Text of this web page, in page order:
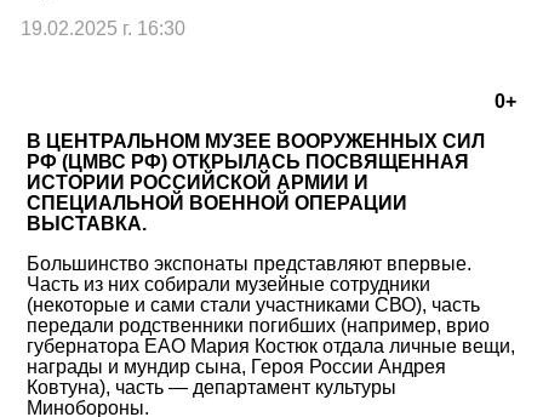
19.02.2025 г. 16:30
0+
В ЦЕНТРАЛЬНОМ МУЗЕЕ ВООРУЖЕННЫХ СИЛ
РФ (ЦМВС РФ) ОТКРЫЛАСЬ ПОСВЯЩЕННАЯ
ИСТОРИИ РОССИЙСКОЙ АРМИИ И
СПЕЦИАЛЬНОЙ ВОЕННОЙ ОПЕРАЦИИ
ВЫСТАВКА.
Большинство экспонаты представляют впервые.
Часть из них собирали музейные сотрудники
(некоторые и сами стали участниками СВО), часть
передали родственники погибших (например, врио
губернатора ЕАО Мария Костюк отдала личные вещи,
награды и мундир сына, Героя России Андрея
Ковтуна), часть — департамент культуры
Минобороны.